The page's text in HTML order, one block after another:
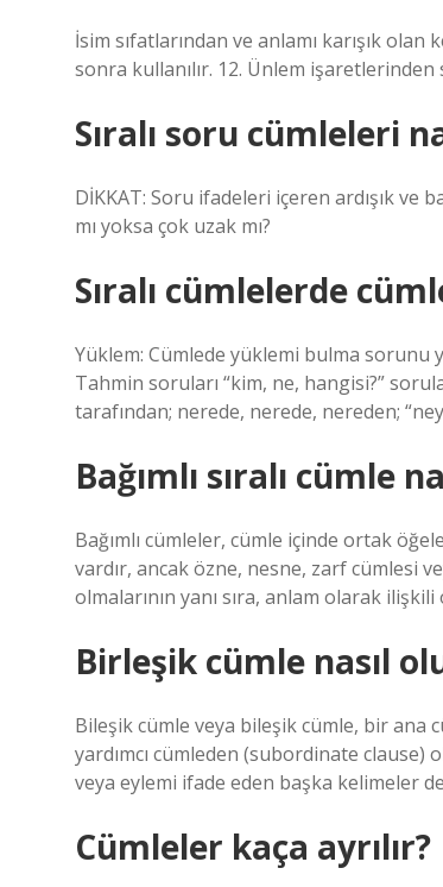
İsim sıfatlarından ve anlamı karışık
sonra kullanılır. 12. Ünlem
Sıralı soru cümleleri
DİKKAT: Soru ifadeleri içeren ardışık ve
mı yoksa çok uzak mı?
Sıralı cümlelerde
Yüklem: Cümlede yüklemi bulma sorunu
Tahmin soruları “kim, ne, hangisi?”
tarafından; nerede, nerede, nereden;
Bağımlı sıralı cümle
Bağımlı cümleler, cümle içinde ortak
vardır, ancak özne, nesne, zarf cümlesi
olmalarının yanı sıra, anlam olarak
Birleşik cümle nasıl
Bileşik cümle veya bileşik cümle, bir ana
yardımcı cümleden (subordinate clause)
veya eylemi ifade eden başka kelimeler
Cümleler kaça ayrılır?